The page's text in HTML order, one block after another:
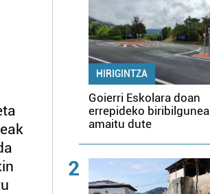
HIRIGINTZA
Goierri Eskolara doan
errepideko biribilgunea
amaitu dute
2